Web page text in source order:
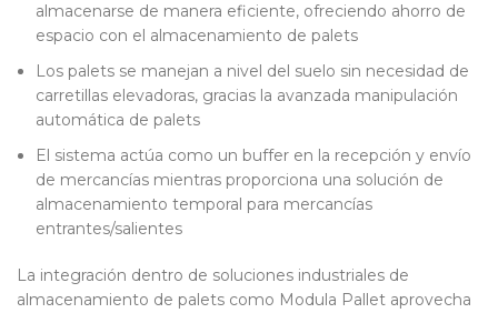
almacenarse de manera eficiente, ofreciendo ahorro de
espacio con el almacenamiento de palets
Los palets se manejan a nivel del suelo sin necesidad de
carretillas elevadoras, gracias la avanzada manipulación
automática de palets
El sistema actúa como un buffer en la recepción y envío
de mercancías mientras proporciona una solución de
almacenamiento temporal para mercancías
entrantes/salientes
La integración dentro de soluciones industriales de
almacenamiento de palets como Modula Pallet aprovecha